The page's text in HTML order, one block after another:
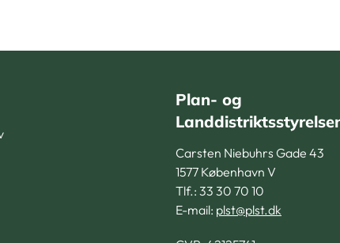
Plan- og
Carsten Niebuhrs Gade 43
1577 København V
Tlf.: 33 30 70 10
E-mail: plst@plst.dk